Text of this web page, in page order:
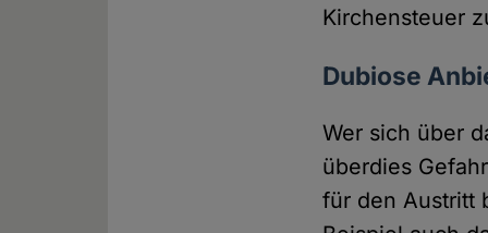
Kirchensteuer
Dubiose
Wer sich über
überdies
für den Austritt